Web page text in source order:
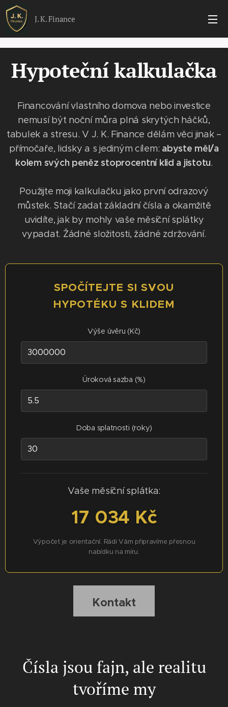
J. K. Finance
Hypoteční kalkulačka
Financování vlastního domova nebo investice
nemusí být noční můra plná skrytých háčků,
tabulek a stresu. V J. K. Finance dělám věci jinak –
přímočaře, lidsky a s jediným cílem: abyste měl/a
kolem svých peněz stoprocentní klid a jistotu.
Použijte moji kalkulačku jako první odrazový
můstek. Stačí zadat základní čísla a okamžitě
uvidíte, jak by mohly vaše měsíční splátky
vypadat. Žádné složitosti, žádné zdržování.
SPOČÍTEJTE SI SVOU
HYPOTÉKU S KLIDEM
Výše úvěru (Kč)
Úroková sazba (%)
Doba splatnosti (roky)
Vaše měsíční splátka:
17 034 Kč
Výpočet je orientační. Rádi Vám připravíme přesnou
nabídku na míru.
Kontakt
Čísla jsou fajn, ale realitu
tvoříme my